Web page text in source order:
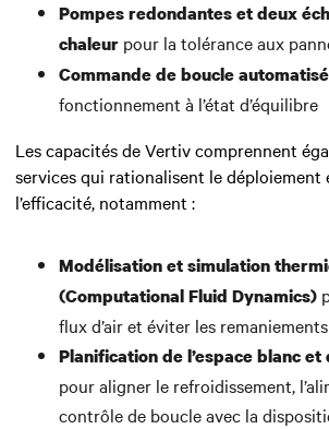
Pompes redondantes et deux
chaleur pour la tolérance aux
Commande de boucle
fonctionnement à l’état d’équilibre
Les capacités de Vertiv comprennent
services qui rationalisent le
l’efficacité, notamment :
Modélisation et simulation
(Computational Fluid Dynamics)
flux d’air et éviter les
Planification de l’espace blanc et
pour aligner le refroidissement,
contrôle de boucle avec la